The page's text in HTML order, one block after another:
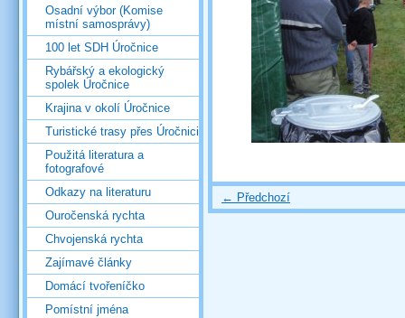
← Předchozí
Osadní výbor (Komise
místní samosprávy)
100 let SDH Úročnice
Rybářský a ekologický
spolek Úročnice
Krajina v okolí Úročnice
Turistické trasy přes Úročnici
Použitá literatura a
fotografové
Odkazy na literaturu
Ouročenská rychta
Chvojenská rychta
Zajímavé články
Domácí tvořeníčko
Pomístní jména